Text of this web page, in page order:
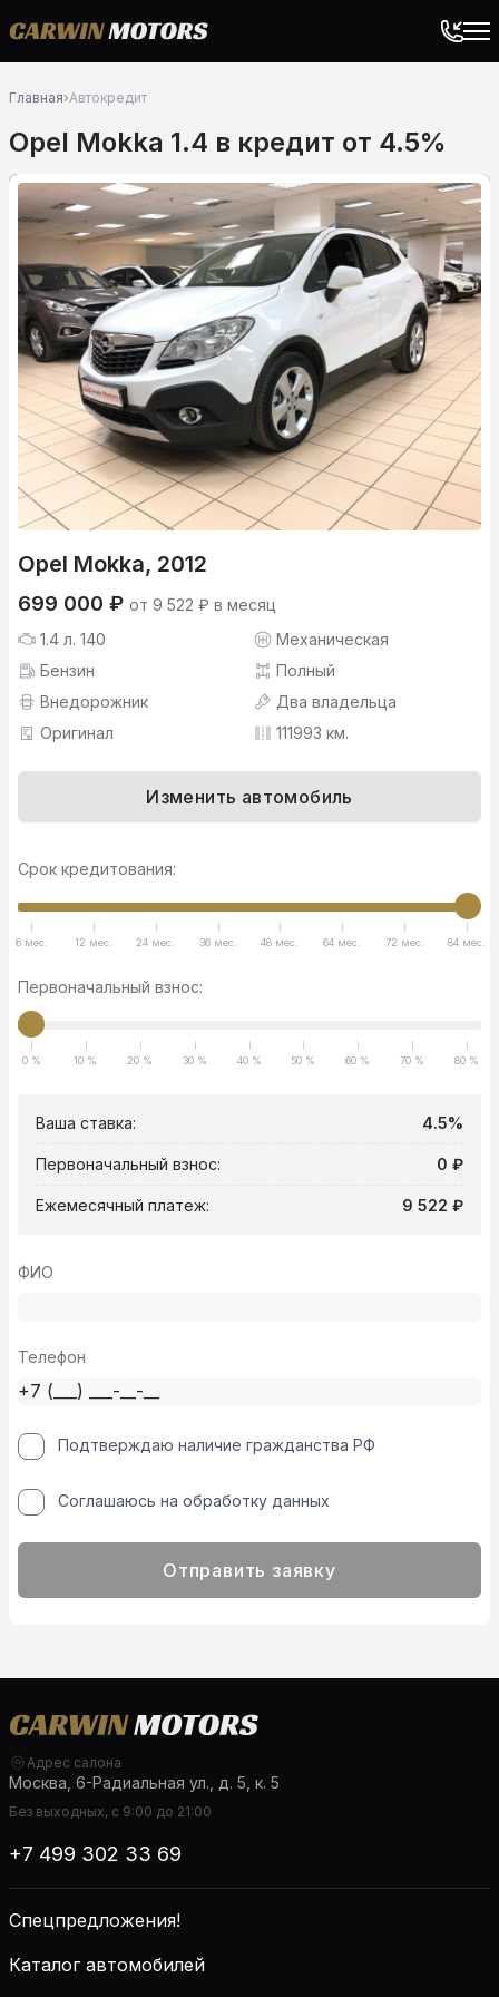
Главная›Автокредит
Opel Mokka 1.4 в кредит от 4.5%
Opel Mokka, 2012
699 000 ₽ от 9 522 ₽ в месяц
1.4 л. 140
Механическая
Бензин
Полный
Внедорожник
Два владельца
Оригинал
111993 км.
Изменить автомобиль
Срок кредитования:
6 мес. 12 мес. 24 мес. 36 мес. 48 мес. 64 мес. 72 мес. 84 мес.
Первоначальный взнос:
0 % 10 % 20 % 30 % 40 % 50 % 60 % 70 % 80 %
Ваша ставка: 4.5%
Первоначальный взнос: 0 ₽
Ежемесячный платеж: 9 522 ₽
ФИО
Телефон
Подтверждаю наличие гражданства РФ
Соглашаюсь на обработку данных
Отправить заявку
Адрес салона
Москва, 6-Радиальная ул., д. 5, к. 5
Без выходных, с 9:00 до 21:00
+7 499 302 33 69
Спецпредложения!
Каталог автомобилей